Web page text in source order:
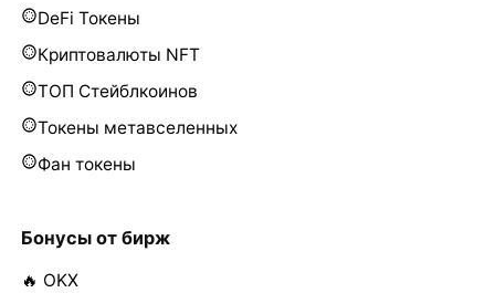
DeFi Токены
Криптовалюты NFT
ТОП Стейблкоинов
Токены метавселенных
Фан токены
Бонусы от бирж
🔥 OKX